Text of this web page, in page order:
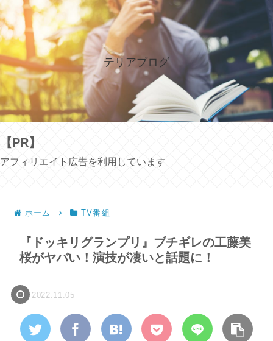
テリアブログ
【PR】
アフィリエイト広告を利用しています
ホーム TV番組
『ドッキリグランプリ』ブチギレの工藤美
桜がヤバい！演技が凄いと話題に！
2022.11.05